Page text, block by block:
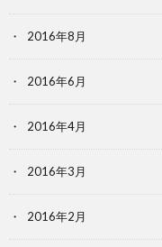
2016年8月
2016年6月
2016年4月
2016年3月
2016年2月